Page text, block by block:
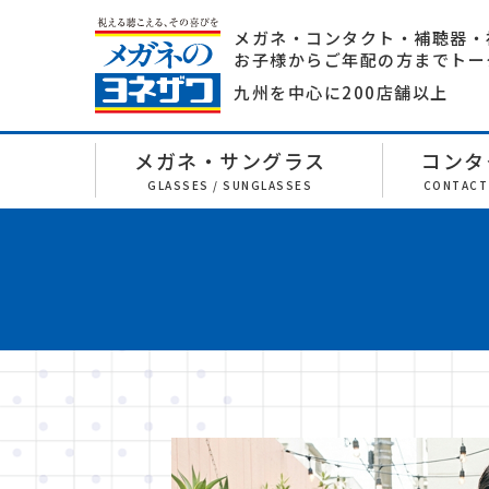
メガネ・コンタクト・補聴器
お子様からご年配の方までト
九州を中心に200店舗以上
メガネ・サングラス
GLASSES / SUNGLASSES
コン